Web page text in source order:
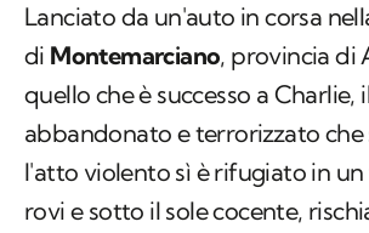
Lanciato da un'auto in corsa
di Montemarciano, provincia di
quello che è successo a Charlie,
abbandonato e terrorizzato
l'atto violento sì è rifugiato in un
rovi e sotto il sole cocente,